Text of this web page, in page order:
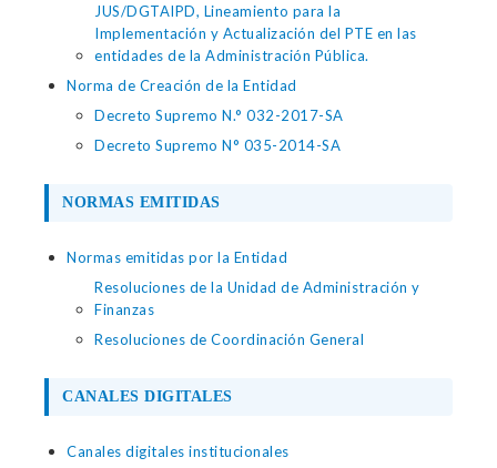
JUS/DGTAIPD, Lineamiento para la
Implementación y Actualización del PTE en las
entidades de la Administración Pública.
Norma de Creación de la Entidad
Decreto Supremo N.° 032-2017-SA
Decreto Supremo N° 035-2014-SA
NORMAS EMITIDAS
Normas emitidas por la Entidad
Resoluciones de la Unidad de Administración y
Finanzas
Resoluciones de Coordinación General
CANALES DIGITALES
Canales digitales institucionales